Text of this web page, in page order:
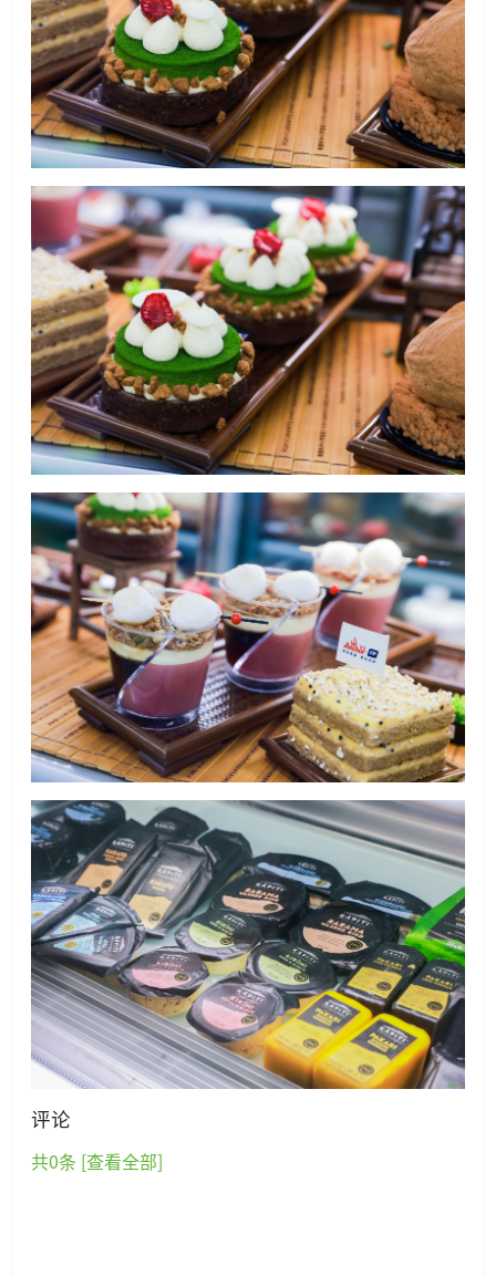
评论
共0条 [查看全部]